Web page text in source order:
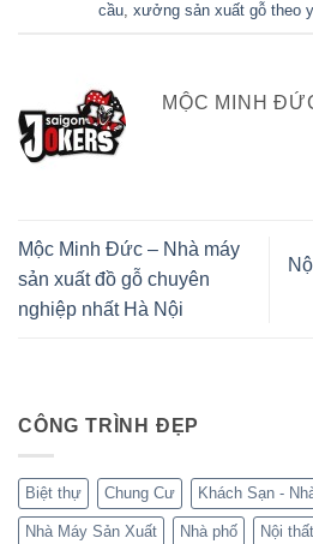
cầu, xưởng sản xuất gỗ theo
MỘC MINH
Mộc Minh Đức – Nhà máy
sản xuất đồ gỗ chuyên
nghiệp nhất Hà Nội
CÔNG TRÌNH ĐẸP
Biệt thự Chung Cư Khách Sạn -
Nhà Máy Sản Xuất Nhà phố Nội thất